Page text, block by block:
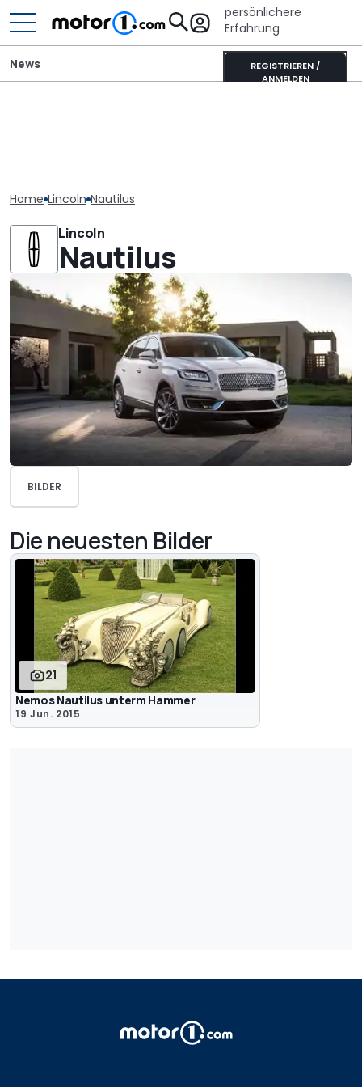
persönlichere
Erfahrung
REGISTRIEREN /
ANMELDEN
News
Home Lincoln Nautilus
Lincoln
Nautilus
BILDER
Die neuesten Bilder
21
Nemos Nautilus unterm Hammer
19 Jun. 2015